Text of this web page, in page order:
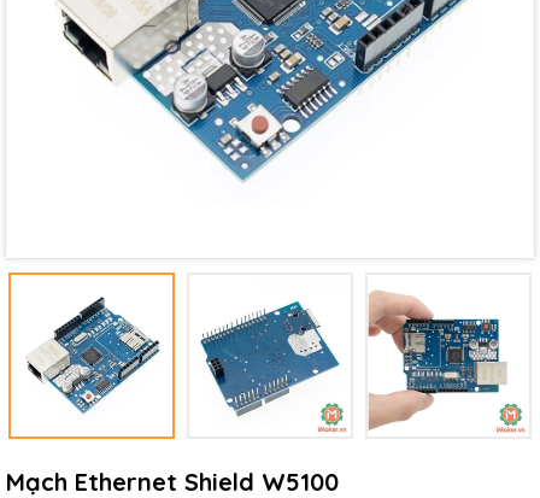
Mạch Ethernet Shield W5100
Điều kiện: